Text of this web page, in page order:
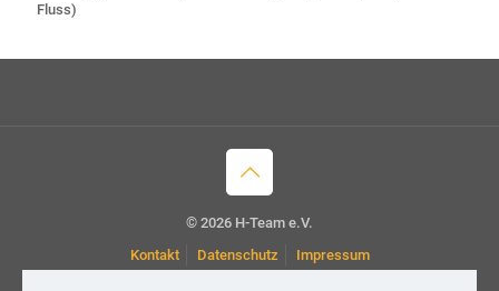
Fluss)
© 2026 H-Team e.V.
Kontakt
Datenschutz Impressum